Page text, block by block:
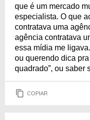
que é um mercado
especialista. O que
contratava uma
agência contratava
essa mídia me
ou querendo dica
quadrado”, ou saber
COPIAR